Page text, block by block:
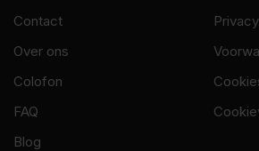
Contact
Over ons
Colofon
FAQ
Blog
Privacy